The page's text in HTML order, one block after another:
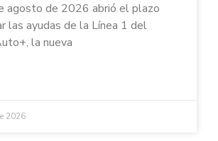
agosto de 2026 abrió el plazo
las ayudas de la Línea 1 del
la nueva
2026